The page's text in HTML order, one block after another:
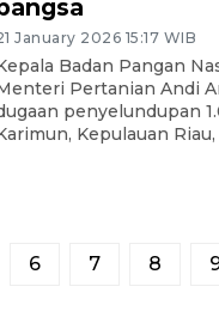
January 2026 15:17 WIB
Badan Pangan
Pertanian Andi
penyelundupan
Kepulauan
6 7 8